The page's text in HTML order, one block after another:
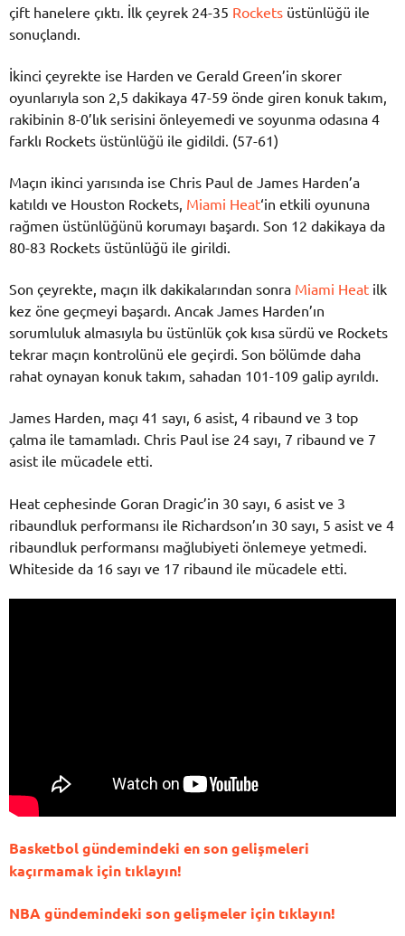
çift hanelere çıktı. İlk çeyrek 24-35 Rockets üstünlüğü ile
sonuçlandı.
İkinci çeyrekte ise Harden ve Gerald Green’in skorer
oyunlarıyla son 2,5 dakikaya 47-59 önde giren konuk takım,
rakibinin 8-0’lık serisini önleyemedi ve soyunma odasına 4
farklı Rockets üstünlüğü ile gidildi. (57-61)
Maçın ikinci yarısında ise Chris Paul de James Harden’a
katıldı ve Houston Rockets, Miami Heat‘in etkili oyununa
rağmen üstünlüğünü korumayı başardı. Son 12 dakikaya da
80-83 Rockets üstünlüğü ile girildi.
Son çeyrekte, maçın ilk dakikalarından sonra Miami Heat ilk
kez öne geçmeyi başardı. Ancak James Harden’ın
sorumluluk almasıyla bu üstünlük çok kısa sürdü ve Rockets
tekrar maçın kontrolünü ele geçirdi. Son bölümde daha
rahat oynayan konuk takım, sahadan 101-109 galip ayrıldı.
James Harden, maçı 41 sayı, 6 asist, 4 ribaund ve 3 top
çalma ile tamamladı. Chris Paul ise 24 sayı, 7 ribaund ve 7
asist ile mücadele etti.
Heat cephesinde Goran Dragic’in 30 sayı, 6 asist ve 3
ribaundluk performansı ile Richardson’ın 30 sayı, 5 asist ve 4
ribaundluk performansı mağlubiyeti önlemeye yetmedi.
Whiteside da 16 sayı ve 17 ribaund ile mücadele etti.
Basketbol gündemindeki en son gelişmeleri
kaçırmamak için tıklayın!
NBA gündemindeki son gelişmeler için tıklayın!